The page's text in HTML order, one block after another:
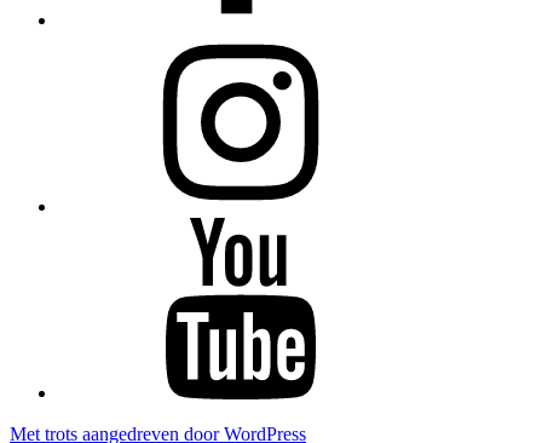
Met trots aangedreven door WordPress